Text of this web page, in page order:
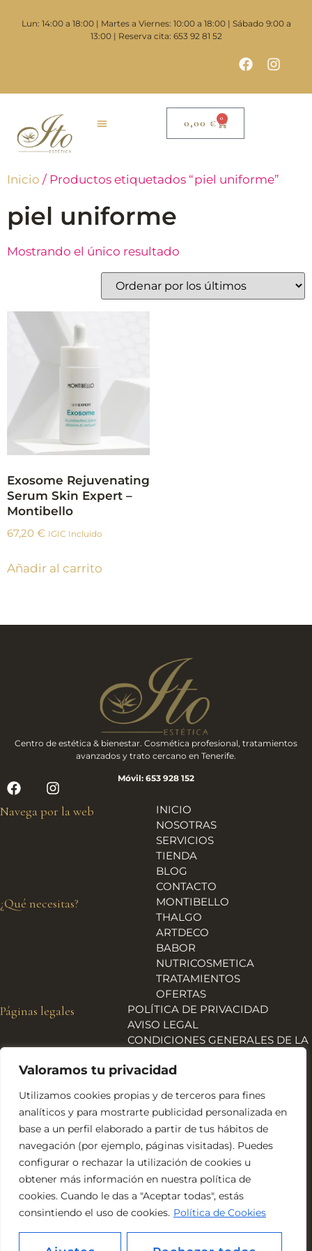
Valoramos tu privacidad
Utilizamos cookies propias y de terceros para fines
analíticos y para mostrarte publicidad personalizada en
base a un perfil elaborado a partir de tus hábitos de
navegación (por ejemplo, páginas visitadas). Puedes
configurar o rechazar la utilización de cookies u
obtener más información en nuestra política de
cookies. Cuando le das a "Aceptar todas", estás
consintiendo el uso de cookies. Política de Cookies
Lun: 14:00 a 18:00 | Martes a Viernes: 10:00 a 18:00 | Sábado 9:00 a
13:00 | Reserva cita: 653 92 81 52
0,00 € 0
Inicio / Productos etiquetados “piel uniforme”
piel uniforme
Mostrando el único resultado
Exosome Rejuvenating
Serum Skin Expert –
Montibello
67,20 € IGIC Incluido
Añadir al carrito
Centro de estética & bienestar. Cosmética profesional, tratamientos
avanzados y trato cercano en Tenerife.
Móvil: 653 928 152
Navega por la web
INICIO
NOSOTRAS
SERVICIOS
TIENDA
BLOG
CONTACTO
¿Qué necesitas?
MONTIBELLO
THALGO
ARTDECO
BABOR
NUTRICOSMETICA
TRATAMIENTOS
OFERTAS
Páginas legales
POLÍTICA DE PRIVACIDAD
AVISO LEGAL
CONDICIONES GENERALES DE LA
ENVÍOS, DEVOLUCIONES Y
POLÍTICA DE COOKIES
DECLARACIÓN DE
ACCESIBILIDAD
Financiado por la Unión Europea – NextGeneration EU